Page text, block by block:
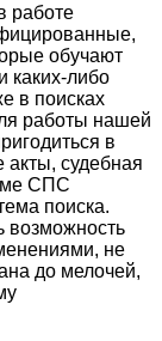
работе
обучают
каких-либо
в поисках
работы нашей
в
судебная
СПС
поиска.
возможность
не
до мелочей,